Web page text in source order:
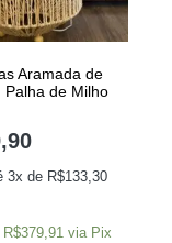
Aramada de
Palha de Milho
3x de R$133,30
R$379,91 via Pix